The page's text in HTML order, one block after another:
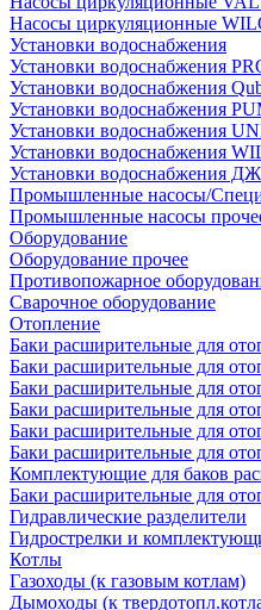
Насосы циркуляционные
Установки водоснабжения
Установки водоснабжения
Установки водоснабжения
Установки водоснабжения
Установки водоснабжения
Установки водоснабжения
Установки водоснабжения
Промышленные насосы/
Промышленные насосы
Оборудование
Оборудование прочее
Противопожарное
Сварочное оборудование
Отопление
Баки расширительные для
Баки расширительные для
Баки расширительные для
Баки расширительные для
Баки расширительные для
Баки расширительные для
Комплектующие для баков
Баки расширительные для
Гидравлические разделители
Гидрострелки и
Котлы
Газоходы (к газовым котлам)
Дымоходы (к